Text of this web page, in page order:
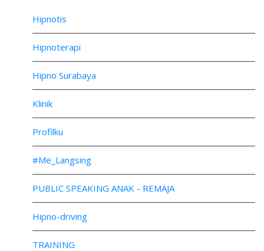
Hipnotis
Hipnoterapi
Hipno Surabaya
Klinik
Profilku
#Me_Langsing
PUBLIC SPEAKING ANAK - REMAJA
Hipno-driving
TRAINING